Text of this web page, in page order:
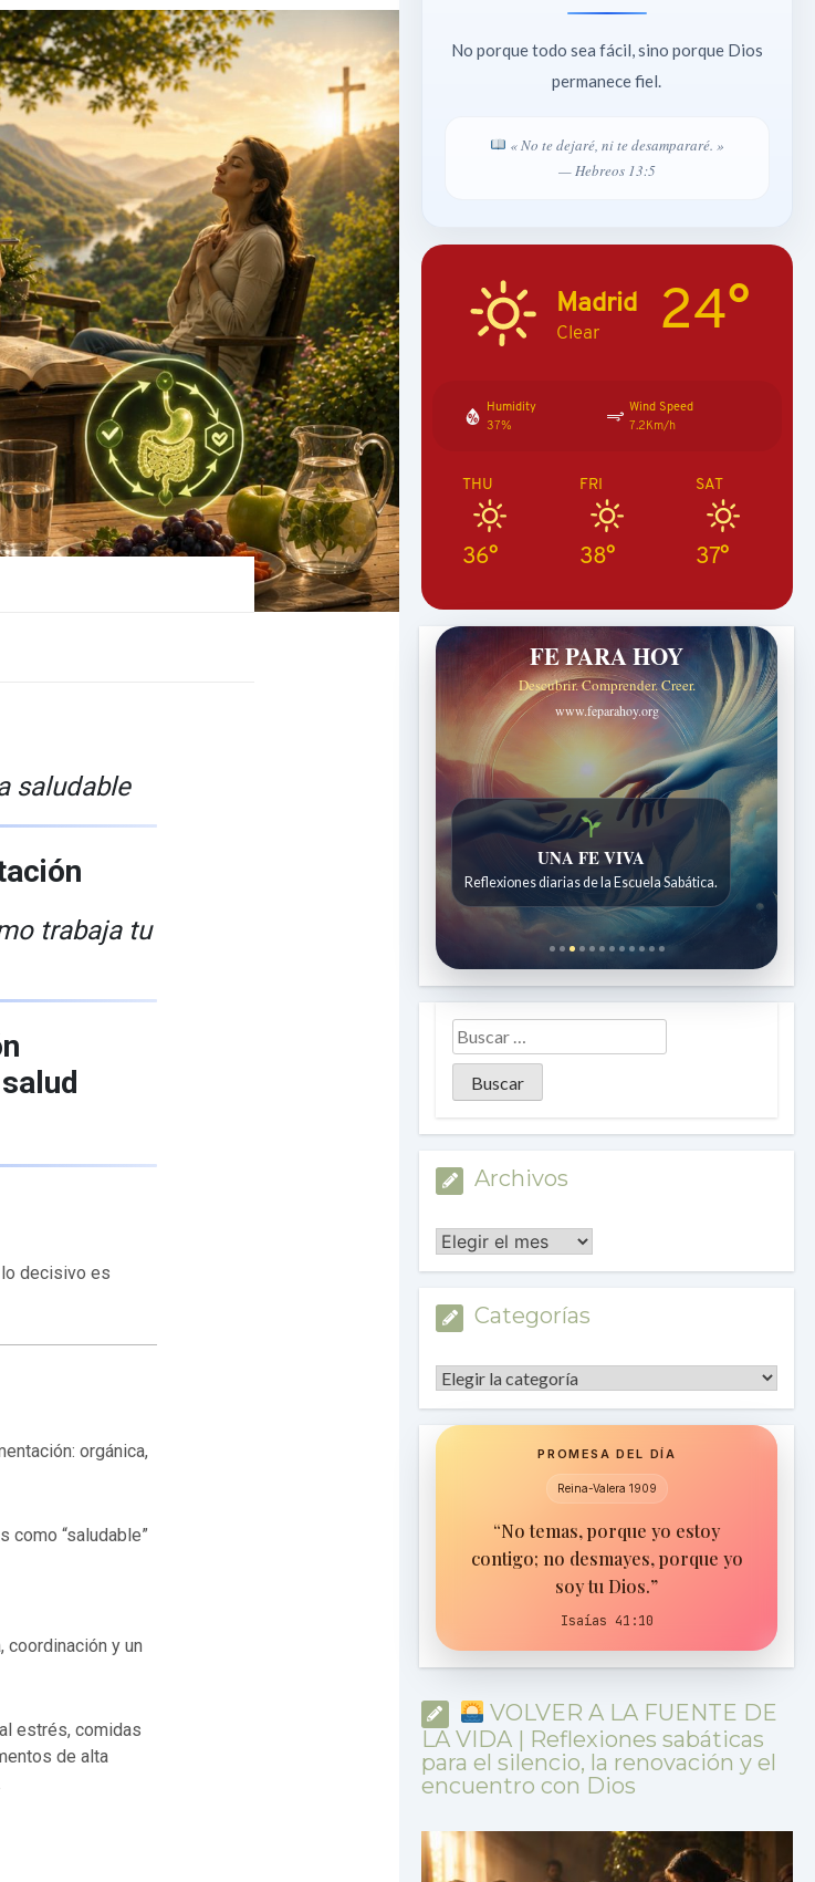
saludable
trabaja tu
decisivo es
orgánica,
como “saludable”
coordinación y un
estrés, comidas
de alta
No porque todo sea fácil, sino porque Dios
permanece fiel.
« No te dejaré, ni te desampararé. »
— Hebreos 13:5
Madrid
Clear 24°
Humidity
37%
Wind Speed
7.2Km/h
THU
36°
FRI
38°
SAT
37°
FE PARA HOY
Descubrir. Comprender. Creer.
www.feparahoy.org
UNA FE VIVA
Reflexiones diarias de la Escuela Sabática.
Archivos
Archivos
Categorías
Categorías
PROMESA DEL DÍA
Reina-Valera 1909
“No temas, porque yo estoy
contigo; no desmayes, porque yo
soy tu Dios.”
Isaías 41:10
VOLVER A LA FUENTE DE
LA VIDA | Reflexiones sabáticas
para el silencio, la renovación y el
encuentro con Dios